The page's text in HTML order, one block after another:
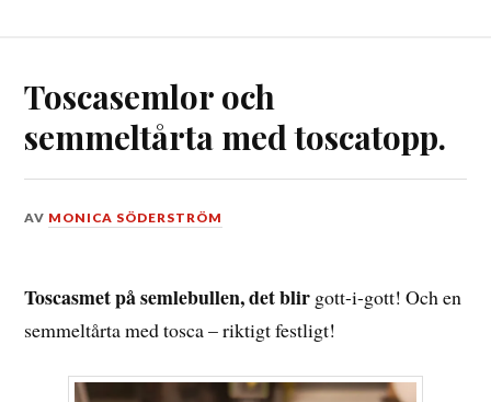
Toscasemlor och
semmeltårta med toscatopp.
DEN
2026
AV MONICA SÖDERSTRÖM
Toscasmet på semlebullen, det blir gott-i-gott! Och en
semmeltårta med tosca – riktigt festligt!